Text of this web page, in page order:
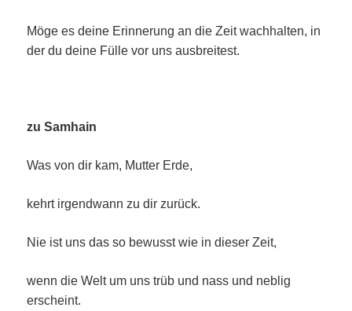
Möge es deine Erinnerung an die Zeit wachhalten, in
der du deine Fülle vor uns ausbreitest.
zu Samhain
Was von dir kam, Mutter Erde,
kehrt irgendwann zu dir zurück.
Nie ist uns das so bewusst wie in dieser Zeit,
wenn die Welt um uns trüb und nass und neblig
erscheint.